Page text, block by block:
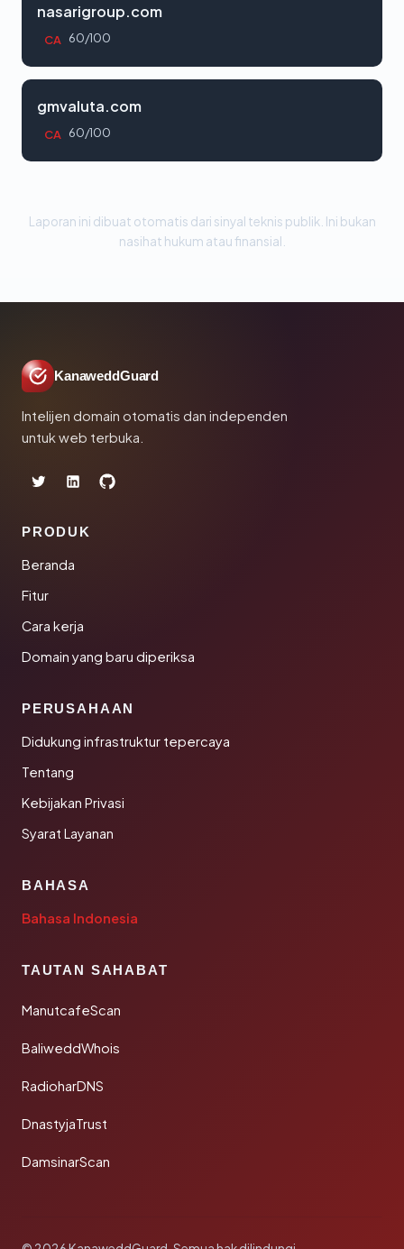
nasarigroup.com
CA 60/100
gmvaluta.com
CA 60/100
Laporan ini dibuat otomatis dari sinyal teknis publik. Ini bukan
nasihat hukum atau finansial.
KanaweddGuard
Intelijen domain otomatis dan independen
untuk web terbuka.
PRODUK
Beranda
Fitur
Cara kerja
Domain yang baru diperiksa
PERUSAHAAN
Didukung infrastruktur tepercaya
Tentang
Kebijakan Privasi
Syarat Layanan
BAHASA
Bahasa Indonesia
TAUTAN SAHABAT
ManutcafeScan
BaliweddWhois
RadioharDNS
DnastyjaTrust
DamsinarScan